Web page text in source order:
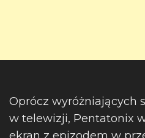
Oprócz wyróżniających
w telewizji, Pentatonix